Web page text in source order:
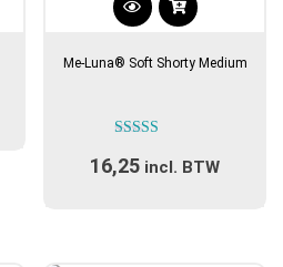
Dit
heeft
variaties.
optie
Me-Luna® Soft Shorty Medium
5.00
uit 5
16,25 incl. BTW